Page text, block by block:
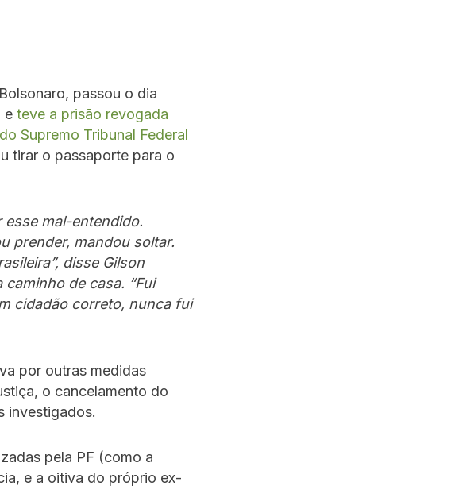
passou o dia
e teve a prisão revogada
Supremo Tribunal Federal
tirar o passaporte para o
esse mal-entendido.
prender, mandou soltar.
disse Gilson
de casa. “Fui
cidadão correto, nunca fui
por outras medidas
o cancelamento do
investigados.
pela PF (como a
e a oitiva do próprio ex-